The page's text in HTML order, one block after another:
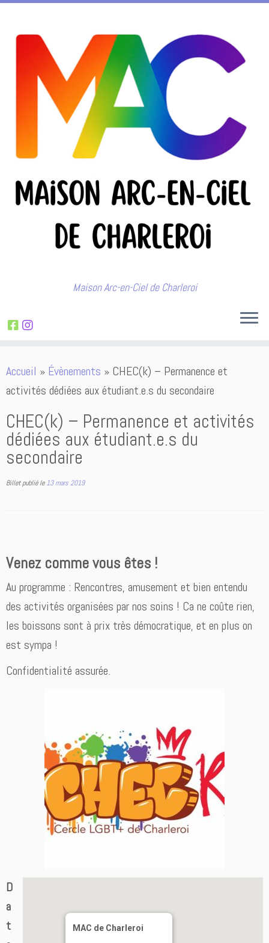
au
contenu
Maison Arc-en-Ciel de Charleroi
Accueil » Évènements » CHEC(k) – Permanence et
activités dédiées aux étudiant.e.s du secondaire
CHEC(k) – Permanence et activités
dédiées aux étudiant.e.s du
secondaire
Billet publié le13 mars 2019
Venez comme vous êtes !
Au programme : Rencontres, amusement et bien entendu
des activités organisées par nos soins ! Ca ne coûte rien,
les boissons sont à prix très démocratique, et en plus on
est sympa !
Confidentialité assurée.
MAC de Charleroi
D
a
t